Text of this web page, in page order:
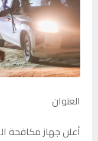
العنوان
أعلن جهاز مكافحة